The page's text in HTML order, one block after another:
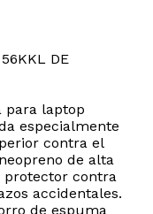
DE
para laptop
especialmente
contra el
de alta
protector contra
accidentales.
de espuma